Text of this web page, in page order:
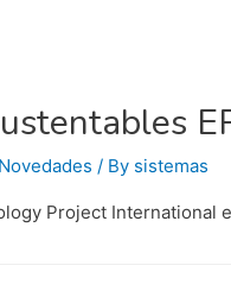
Novedades / By sistemas
Project